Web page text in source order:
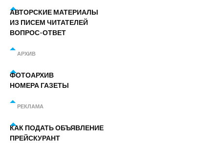
АВТОРСКИЕ МАТЕРИАЛЫ
ИЗ ПИСЕМ ЧИТАТЕЛЕЙ
ВОПРОС-ОТВЕТ
АРХИВ
ФОТОАРХИВ
НОМЕРА ГАЗЕТЫ
РЕКЛАМА
КАК ПОДАТЬ ОБЪЯВЛЕНИЕ
ПРЕЙСКУРАНТ